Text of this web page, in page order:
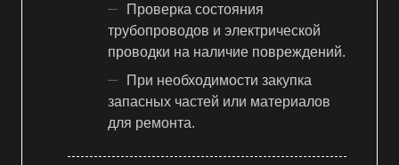
Проверка состояния
трубопроводов и электрической
проводки на наличие повреждений.
При необходимости закупка
запасных частей или материалов
для ремонта.